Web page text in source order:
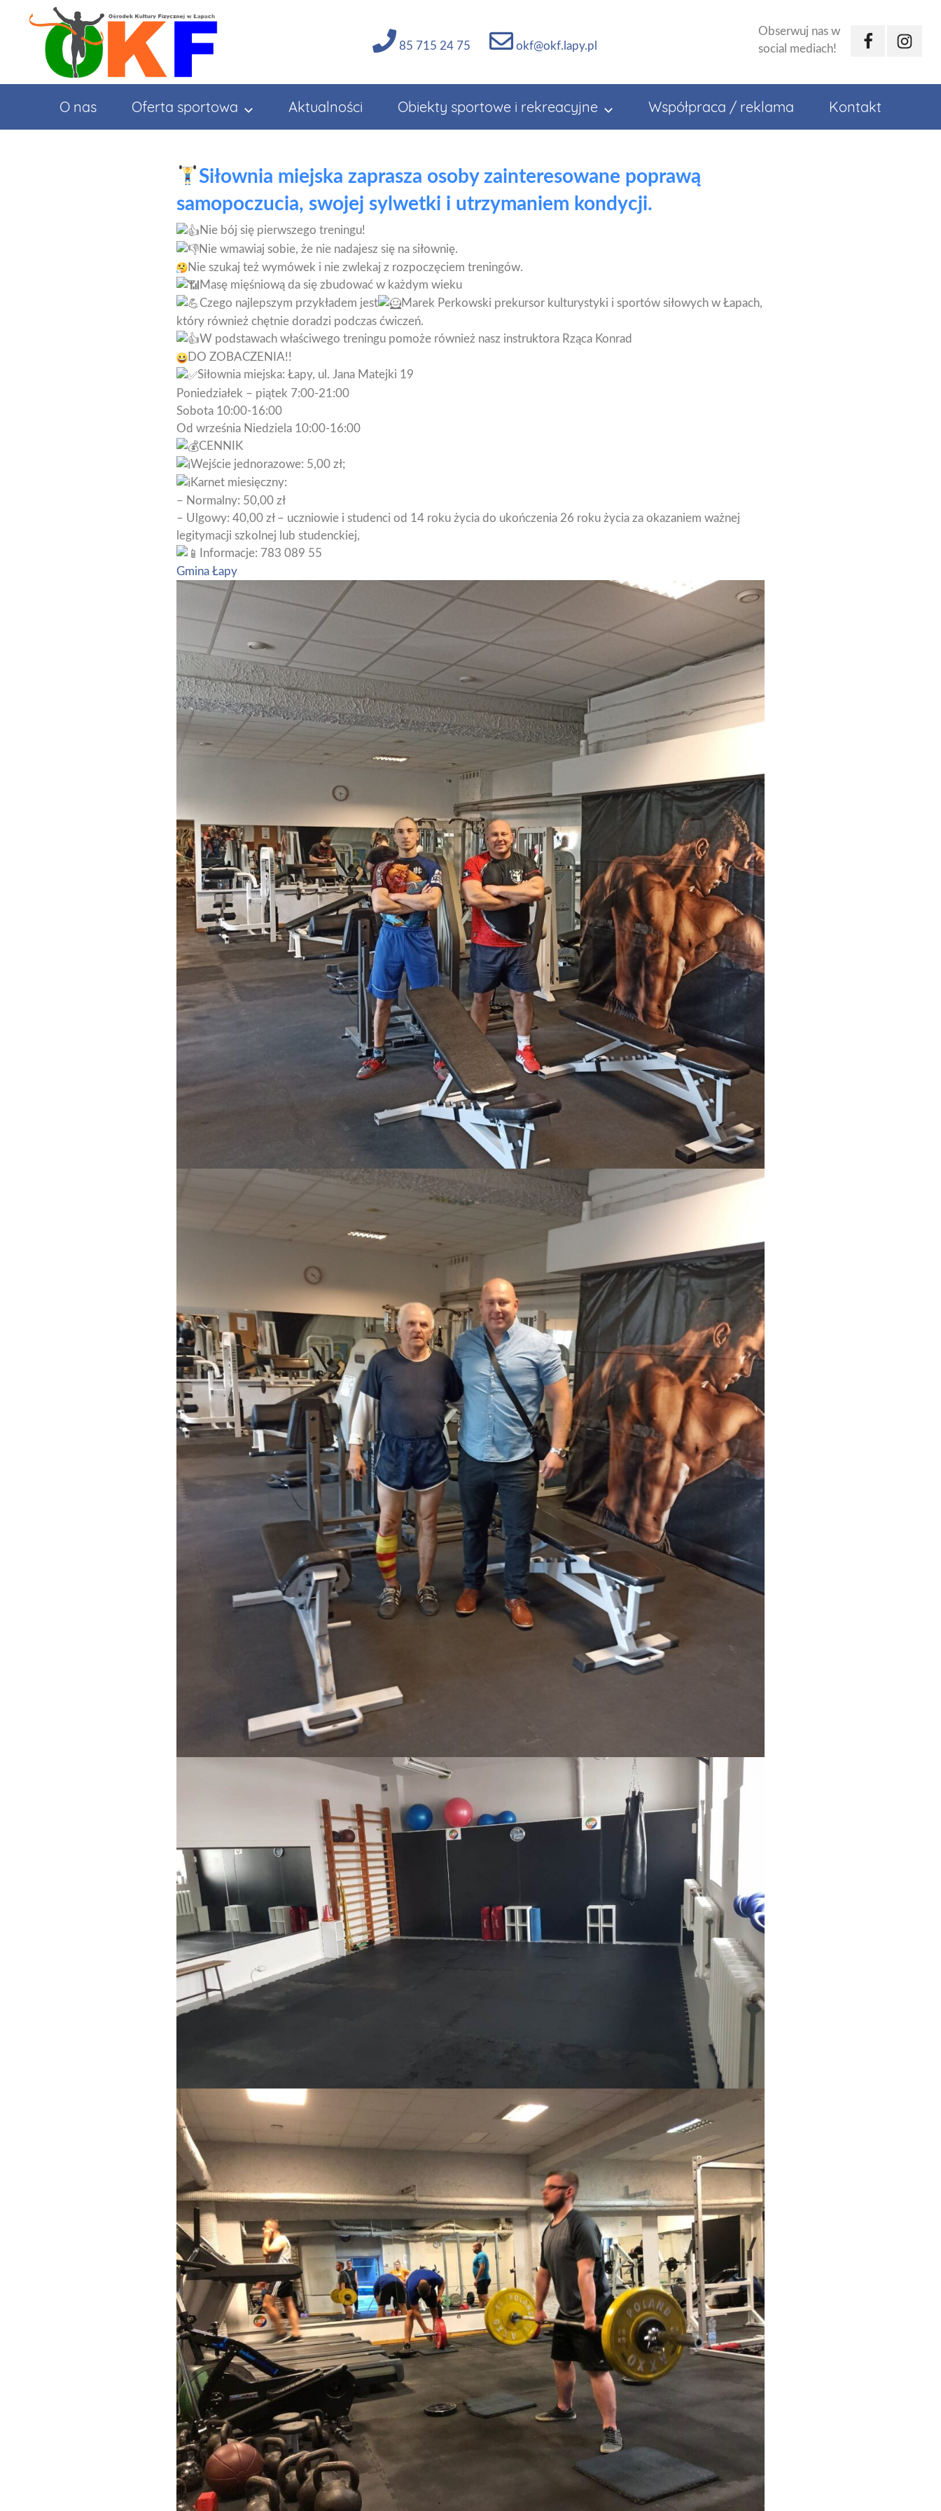
85 715 24 75 okf@okf.lapy.pl
Obserwuj nas w
social mediach!
Facebook
O nas Oferta sportowa Aktualności Obiekty sportowe i rekreacyjne Współpraca / reklama Kontakt
Siłownia miejska zaprasza osoby zainteresowane poprawą
samopoczucia, swojej sylwetki i utrzymaniem kondycji.
Nie bój się pierwszego treningu!
Nie wmawiaj sobie, że nie nadajesz się na siłownię.
Nie szukaj też wymówek i nie zwlekaj z rozpoczęciem treningów.
Masę mięśniową da się zbudować w każdym wieku
Czego najlepszym przykładem jest
Marek Perkowski prekursor kulturystyki i sportów siłowych w Łapach,
który również chętnie doradzi podczas ćwiczeń.
W podstawach właściwego treningu pomoże również nasz instruktora Rząca Konrad
DO ZOBACZENIA!!
Siłownia miejska: Łapy, ul. Jana Matejki 19
Poniedziałek – piątek 7:00-21:00
Sobota 10:00-16:00
Od września Niedziela 10:00-16:00
CENNIK
Wejście jednorazowe: 5,00 zł;
Karnet miesięczny:
– Normalny: 50,00 zł
– Ulgowy: 40,00 zł – uczniowie i studenci od 14 roku życia do ukończenia 26 roku życia za okazaniem ważnej
legitymacji szkolnej lub studenckiej,
Informacje: 783 089 55
Gmina Łapy